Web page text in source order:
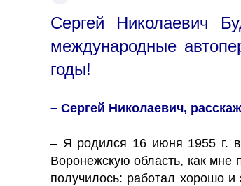
Сергей Николаевич
международные
годы!
– Сергей Николаевич,
– Я родился 16 июня 1955 г.
Воронежскую область, как
получилось: работал хорошо